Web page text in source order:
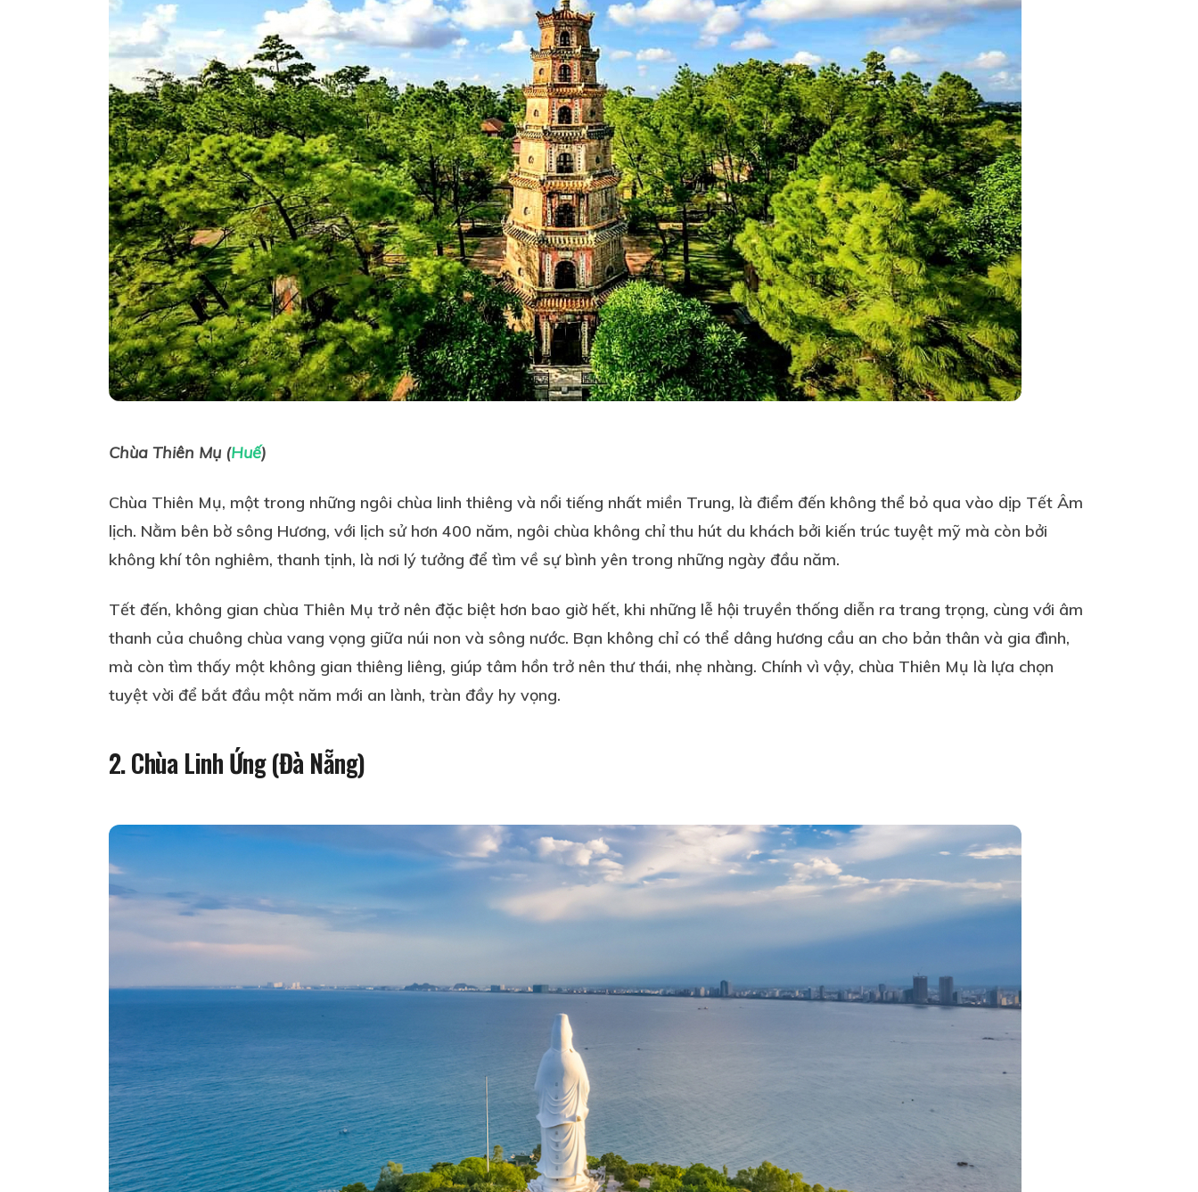
Chùa Thiên Mụ (Huế)
Chùa Thiên Mụ, một trong những ngôi chùa linh thiêng và nổi tiếng nhất miền Trung, là điểm đến không thể bỏ qua vào dịp Tết Âm
lịch. Nằm bên bờ sông Hương, với lịch sử hơn 400 năm, ngôi chùa không chỉ thu hút du khách bởi kiến trúc tuyệt mỹ mà còn bởi
không khí tôn nghiêm, thanh tịnh, là nơi lý tưởng để tìm về sự bình yên trong những ngày đầu năm.
Tết đến, không gian chùa Thiên Mụ trở nên đặc biệt hơn bao giờ hết, khi những lễ hội truyền thống diễn ra trang trọng, cùng với âm
thanh của chuông chùa vang vọng giữa núi non và sông nước. Bạn không chỉ có thể dâng hương cầu an cho bản thân và gia đình,
mà còn tìm thấy một không gian thiêng liêng, giúp tâm hồn trở nên thư thái, nhẹ nhàng. Chính vì vậy, chùa Thiên Mụ là lựa chọn
tuyệt vời để bắt đầu một năm mới an lành, tràn đầy hy vọng.
2. Chùa Linh Ứng (Đà Nẵng)